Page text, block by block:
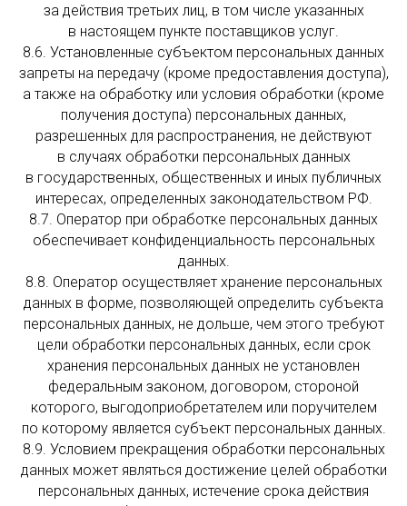
за действия третьих лиц, в том числе указанных
в настоящем пункте поставщиков услуг.
8.6. Установленные субъектом персональных данных
запреты на передачу (кроме предоставления доступа),
а также на обработку или условия обработки (кроме
получения доступа) персональных данных,
разрешенных для распространения, не действуют
в случаях обработки персональных данных
в государственных, общественных и иных публичных
интересах, определенных законодательством РФ.
8.7. Оператор при обработке персональных данных
обеспечивает конфиденциальность персональных
данных.
8.8. Оператор осуществляет хранение персональных
данных в форме, позволяющей определить субъекта
персональных данных, не дольше, чем этого требуют
цели обработки персональных данных, если срок
хранения персональных данных не установлен
федеральным законом, договором, стороной
которого, выгодоприобретателем или поручителем
по которому является субъект персональных данных.
8.9. Условием прекращения обработки персональных
данных может являться достижение целей обработки
персональных данных, истечение срока действия